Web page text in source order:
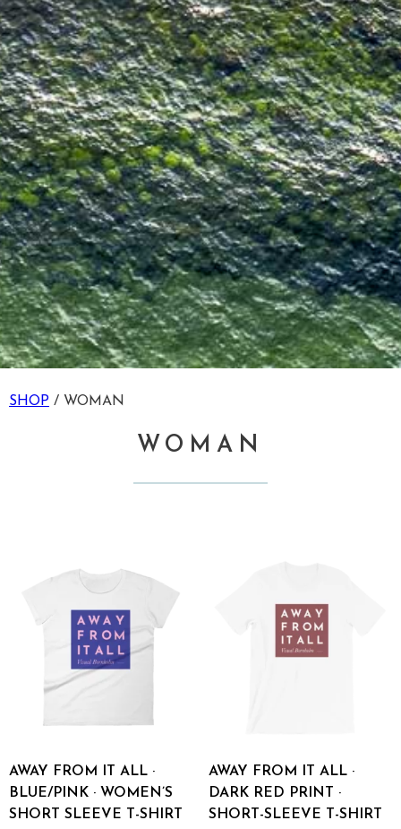
SHOP / WOMAN
WOMAN
AWAY FROM IT ALL ·
BLUE/PINK · WOMEN’S
SHORT SLEEVE T-SHIRT
AWAY FROM IT ALL ·
DARK RED PRINT ·
SHORT-SLEEVE T-SHIRT